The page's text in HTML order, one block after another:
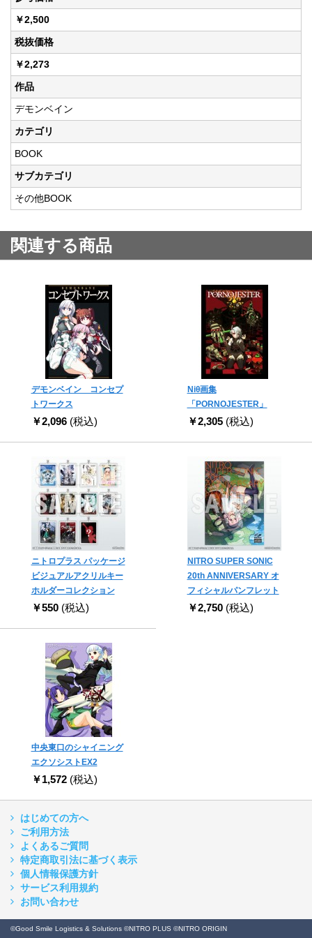
￥2,500
税抜価格
￥2,273
作品
デモンベイン
カテゴリ
BOOK
サブカテゴリ
その他BOOK
関連する商品
デモンベイン コンセプ
トワークス
￥2,096 (税込)
Niθ画集
「PORNOJESTER」
￥2,305 (税込)
ニトロプラス パッケージ
ビジュアルアクリルキー
ホルダーコレクション
￥550 (税込)
NITRO SUPER SONIC
20th ANNIVERSARY オ
フィシャルパンフレット
￥2,750 (税込)
中央東口のシャイニング
エクソシストEX2
￥1,572 (税込)
はじめての方へ
ご利用方法
よくあるご質問
特定商取引法に基づく表示
個人情報保護方針
サービス利用規約
お問い合わせ
©Good Smile Logistics & Solutions ©NITRO PLUS ©NITRO ORIGIN